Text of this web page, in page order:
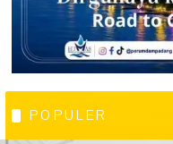
POPULER